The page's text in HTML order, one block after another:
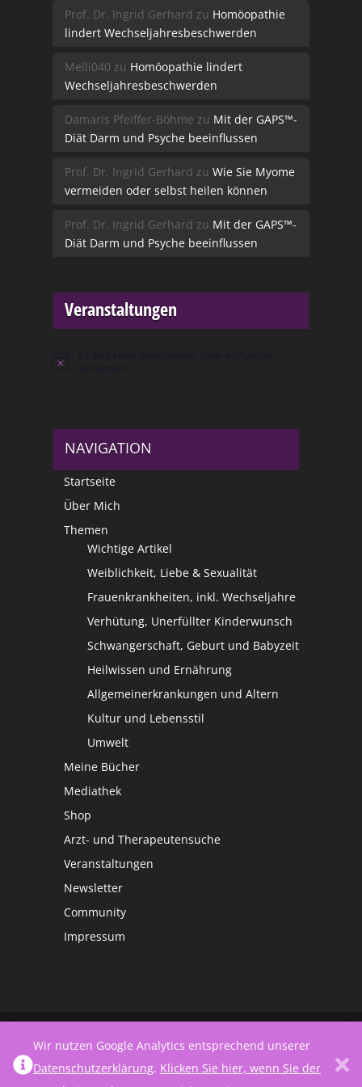
Prof. Dr. Ingrid Gerhard zu Homöopathie
lindert Wechseljahresbeschwerden
Melli040 zu Homöopathie lindert
Wechseljahresbeschwerden
Damaris Pfeiffer-Böhme zu Mit der GAPS™-
Diät Darm und Psyche beeinflussen
Prof. Dr. Ingrid Gerhard zu Wie Sie Myome
vermeiden oder selbst heilen können
Prof. Dr. Ingrid Gerhard zu Mit der GAPS™-
Diät Darm und Psyche beeinflussen
Veranstaltungen
Hinweis
NAVIGATION
Startseite
Über Mich
Themen
Wichtige Artikel
Weiblichkeit, Liebe & Sexualität
Frauenkrankheiten, inkl. Wechseljahre
Verhütung, Unerfüllter Kinderwunsch
Schwangerschaft, Geburt und Babyzeit
Heilwissen und Ernährung
Allgemeinerkrankungen und Altern
Kultur und Lebensstil
Umwelt
Meine Bücher
Mediathek
Shop
Arzt- und Therapeutensuche
Veranstaltungen
Newsletter
Community
Impressum
Wir nutzen Google Analytics entsprechend unserer
Datenschutzerklärung. Klicken Sie hier, wenn Sie der